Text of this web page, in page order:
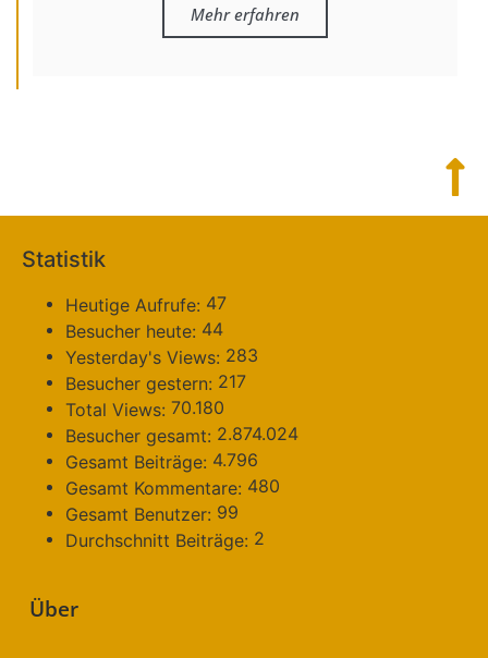
Mehr erfahren
Statistik
Heutige Aufrufe: 47
Besucher heute: 44
Yesterday's Views: 283
Besucher gestern: 217
Total Views: 70.180
Besucher gesamt: 2.874.024
Gesamt Beiträge: 4.796
Gesamt Kommentare: 480
Gesamt Benutzer: 99
Durchschnitt Beiträge: 2
Über